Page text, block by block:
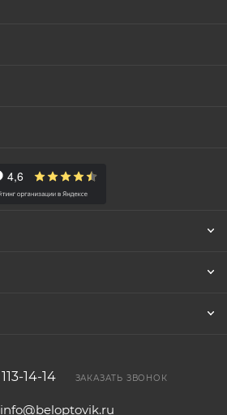
14-14 ЗАКАЗАТЬ ЗВОНОК
info@beloptovik.ru